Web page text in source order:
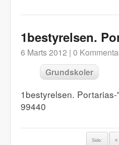
1bestyrelsen.
6 Marts 2012 | 0
Grundskoler
1bestyrelsen.
99440
Side: <